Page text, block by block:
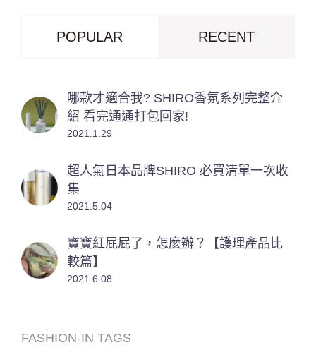
POPULAR RECENT
哪款才適合我? SHIRO香氛系列完整介
紹 看完通通打包回家!
2021.1.29
超人氣日本品牌SHIRO 必買清單一次收
集
2021.5.04
寶寶紅屁屁了，怎麼辦？【護理產品比
較篇】
2021.6.08
FASHION-IN TAGS